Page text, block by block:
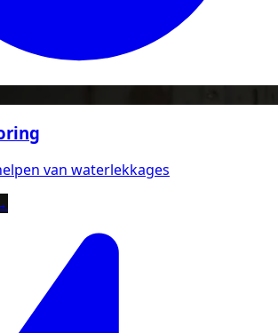
van waterlekkages